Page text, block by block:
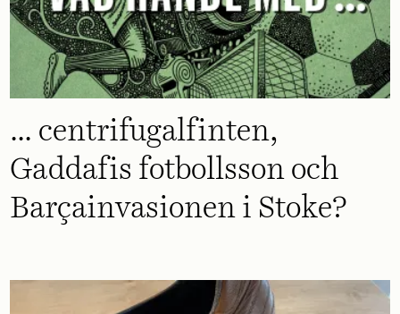
... centrifugalfinten,
Gaddafis fotbollsson och
Barçainvasionen i Stoke?